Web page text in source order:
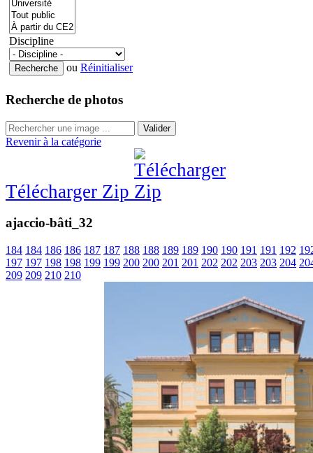
Discipline
ou Réinitialiser
Recherche de photos
Valider
Revenir à la catégorie
Télécharger Zip
ajaccio-bâti_32
184 184 186 186 187 187 188 188 189 189 190 190 191 191 192
197 197 198 198 199 199 200 200 201 201 202 202 203 203 204
209 209 210 210